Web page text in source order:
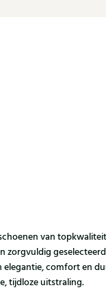
van
elegantie, comfort en
tijdloze uitstraling.